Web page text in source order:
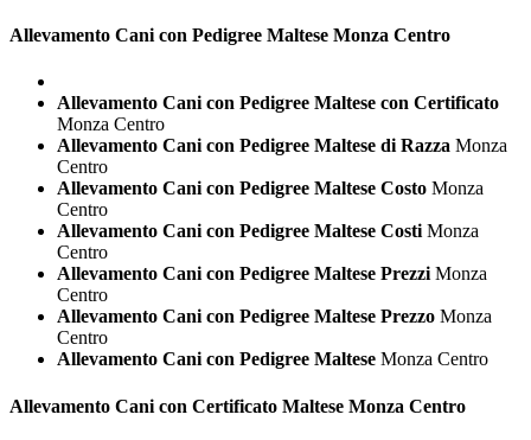
Allevamento Cani con Pedigree Maltese Monza Centro
Allevamento Cani con Pedigree Maltese con Certificato
Monza Centro
Allevamento Cani con Pedigree Maltese di Razza Monza
Centro
Allevamento Cani con Pedigree Maltese Costo Monza
Centro
Allevamento Cani con Pedigree Maltese Costi Monza
Centro
Allevamento Cani con Pedigree Maltese Prezzi Monza
Centro
Allevamento Cani con Pedigree Maltese Prezzo Monza
Centro
Allevamento Cani con Pedigree Maltese Monza Centro
Allevamento Cani con Certificato Maltese Monza Centro